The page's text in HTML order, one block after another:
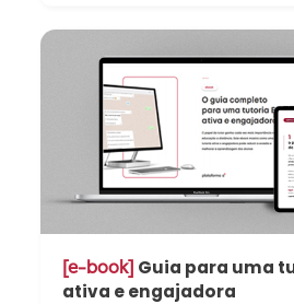
[e-book] Guia para uma
ativa e engajadora